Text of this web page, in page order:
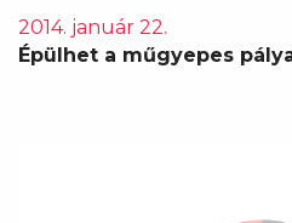
2014. január 22.
Épülhet a műgyepes